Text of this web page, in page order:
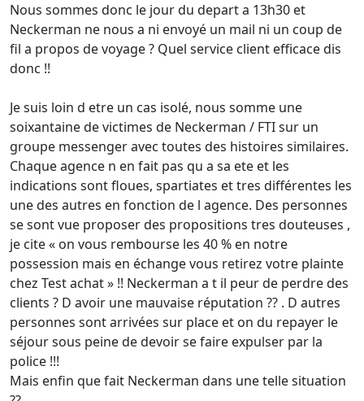
Nous sommes donc le jour du depart a 13h30 et
Neckerman ne nous a ni envoyé un mail ni un coup de
fil a propos de voyage ? Quel service client efficace dis
donc !!
Je suis loin d etre un cas isolé, nous somme une
soixantaine de victimes de Neckerman / FTI sur un
groupe messenger avec toutes des histoires similaires.
Chaque agence n en fait pas qu a sa ete et les
indications sont floues, spartiates et tres différentes les
une des autres en fonction de l agence. Des personnes
se sont vue proposer des propositions tres douteuses ,
je cite « on vous rembourse les 40 % en notre
possession mais en échange vous retirez votre plainte
chez Test achat » !! Neckerman a t il peur de perdre des
clients ? D avoir une mauvaise réputation ?? . D autres
personnes sont arrivées sur place et on du repayer le
séjour sous peine de devoir se faire expulser par la
police !!!
Mais enfin que fait Neckerman dans une telle situation